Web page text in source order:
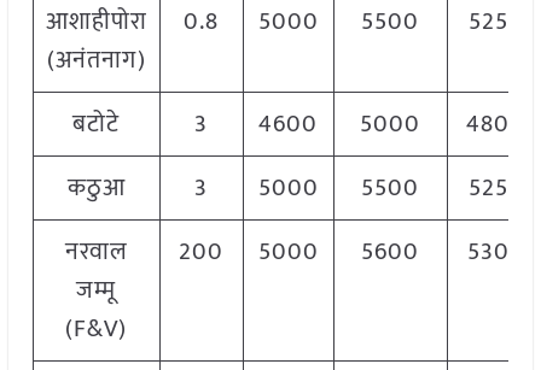
आशाहीपोरा
(अनंतनाग)
0.8 5000 5500 5250
बटोटे 3 4600 5000
4800
कठुआ
3 5000 5500
5250
नरवाल
जम्मू
(F&V)
200 5000 5600 5300